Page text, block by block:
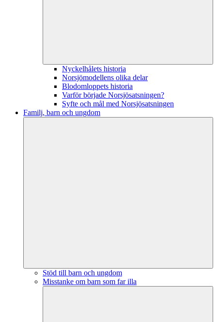
Nyckelhålets historia
Norsjömodellens olika delar
Blodomloppets historia
Varför började Norsjösatsningen?
Syfte och mål med Norsjösatsningen
Familj, barn och ungdom
Stöd till barn och ungdom
Misstanke om barn som far illa